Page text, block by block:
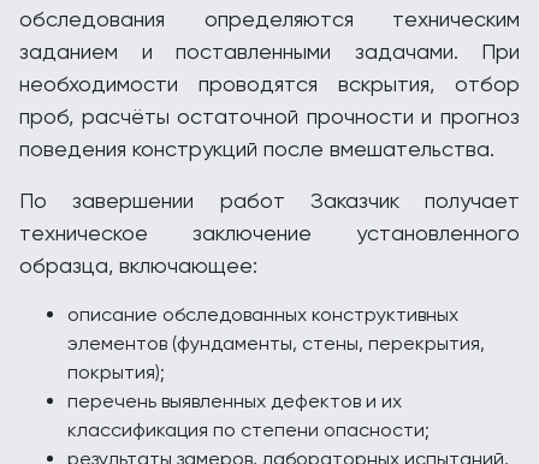
обследования определяются техническим
заданием и поставленными задачами. При
необходимости проводятся вскрытия, отбор
проб, расчёты остаточной прочности и прогноз
поведения конструкций после вмешательства.
По завершении работ Заказчик получает
техническое заключение установленного
образца, включающее:
описание обследованных конструктивных
элементов (фундаменты, стены, перекрытия,
покрытия);
перечень выявленных дефектов и их
классификация по степени опасности;
результаты замеров, лабораторных испытаний,